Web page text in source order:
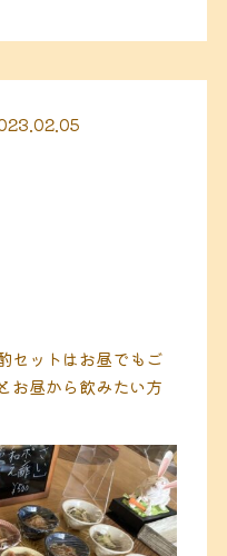
セットはお昼でもご
お昼から飲みたい方